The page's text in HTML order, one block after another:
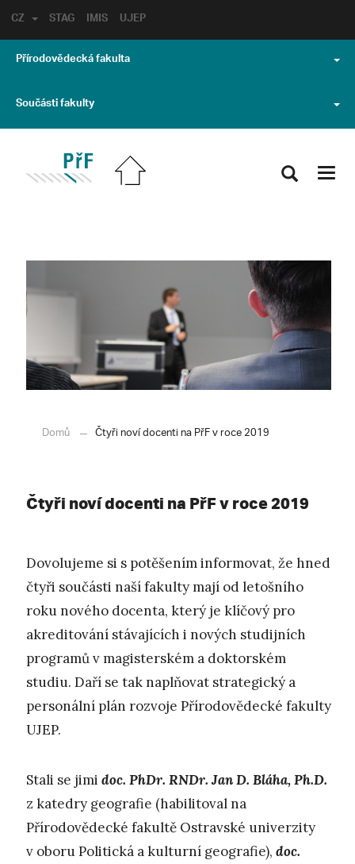
STAG IMIS UJEP
CZ
Přírodovědecká fakulta
Součásti fakulty
Domů Čtyři noví docenti na PřF v roce 2019
Čtyři noví docenti na PřF v roce 2019
Dovolujeme si s potěšením informovat, že hned
čtyři součásti naší fakulty mají od letošního
roku nového docenta, který je klíčový pro
akreditování stávajících i nových studijních
programů v magisterském a doktorském
studiu. Daří se tak naplňovat strategický a
personální plán rozvoje Přírodovědecké fakulty
UJEP.
Stali se jimi doc. PhDr. RNDr. Jan D. Bláha, Ph.D.
z katedry geografie (habilitoval na
Přírodovědecké fakultě Ostravské univerzity
v oboru Politická a kulturní geografie), doc.